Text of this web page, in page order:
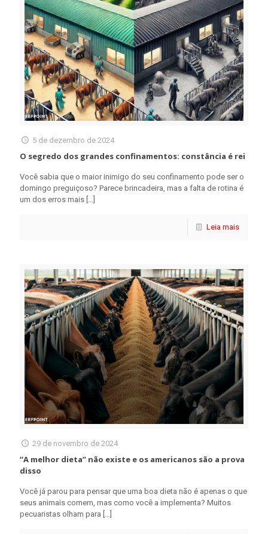
5 de dezembro de 2024
O segredo dos grandes confinamentos: constância é rei
Você sabia que o maior inimigo do seu confinamento pode ser o
domingo preguiçoso? Parece brincadeira, mas a falta de rotina é
um dos erros mais […]
Leia mais
29 de novembro de 2024
“A melhor dieta” não existe e os americanos são a prova
disso
Você já parou para pensar que uma boa dieta não é apenas o que
seus animais comem, mas como você a implementa? Muitos
pecuaristas olham para […]